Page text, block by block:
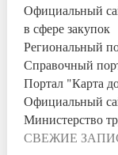
Официальный
в сфере закупок
Региональный
Справочный
Портал "Карта
Официальный
Министерство
СВЕЖИЕ